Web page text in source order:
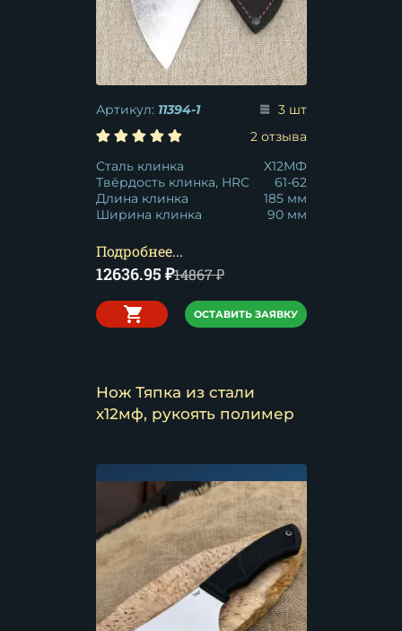
Артикул: 11394-1
3 шт
2 отзыва
Сталь клинка
Х12МФ
Твёрдость клинка, HRC
61-62
Длина клинка
185 мм
Ширина клинка
90 мм
Подробнее...
12636.95 ₽14867₽
ОСТАВИТЬ ЗАЯВКУ
Нож Тяпка из стали
х12мф, рукоять полимер